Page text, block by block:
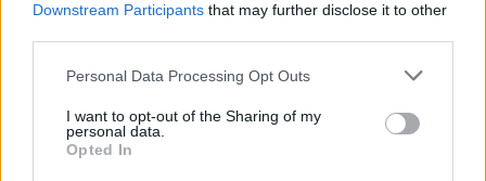
Downstream Participants that may further disclose it to other
Personal Data Processing Opt Outs
I want to opt-out of the Sharing of my
personal data.
Opted In